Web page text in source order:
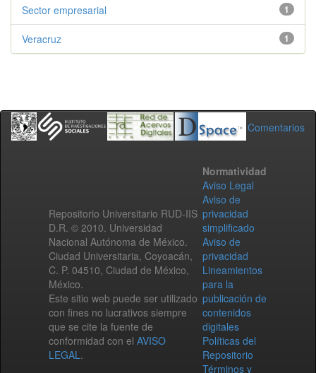
1
Sector empresarial
1
Veracruz
Comentarios
Repositorio Universitario RUD-IIS
D.R. © 2010. Universidad
Nacional Autónoma de México.
Ciudad Universitaria, Coyoacán,
C. P. 04510, Ciudad de México,
México.
Este sitio web puede ser utilizado
con fines no lucrativos siempre
que se cite la fuente de
conformidad con el AVISO
LEGAL.
Normatividad
Aviso Legal
Aviso de
privacidad
simplificado
Aviso de
privacidad
Lineamientos
para la
publicación de
contenidos
digitales
Políticas del
Repositorio
Términos y